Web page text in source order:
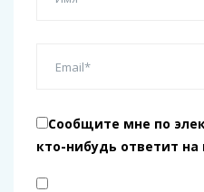
Сообщите мне по
кто-нибудь ответит